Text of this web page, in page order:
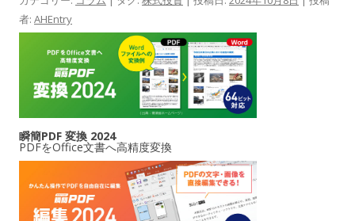
者: AHEntry
瞬簡PDF 変換 2024
PDFをOffice文書へ高精度変換